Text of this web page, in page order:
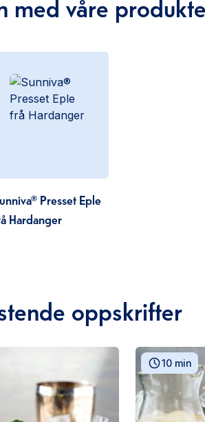
med våre
Presset Eple
Hardanger
oppskrifter
10 min